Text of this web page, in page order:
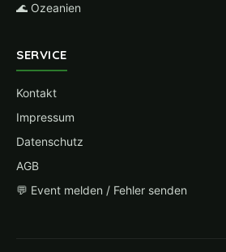
🌊 Ozeanien
SERVICE
Kontakt
Impressum
Datenschutz
AGB
💬 Event melden / Fehler senden